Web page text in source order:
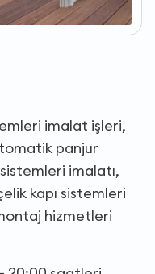
imalat işleri,
panjur
imalatı,
kapı sistemleri
hizmetleri